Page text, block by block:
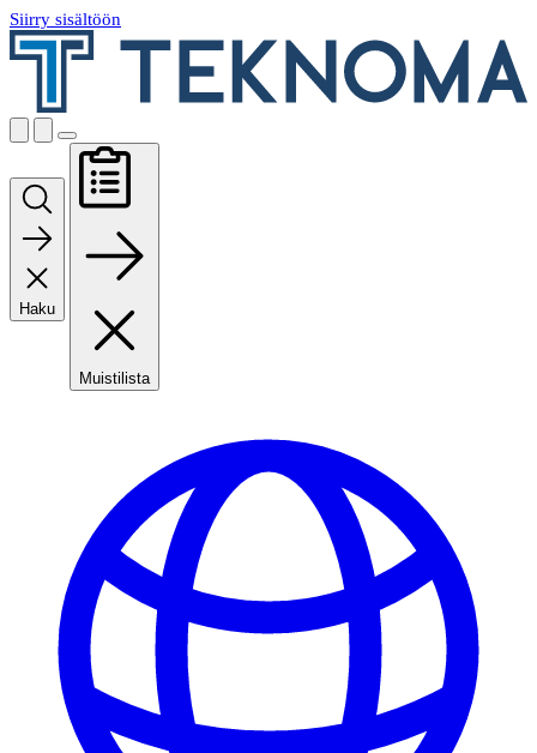
Siirry sisältöön
Haku
Muistilista